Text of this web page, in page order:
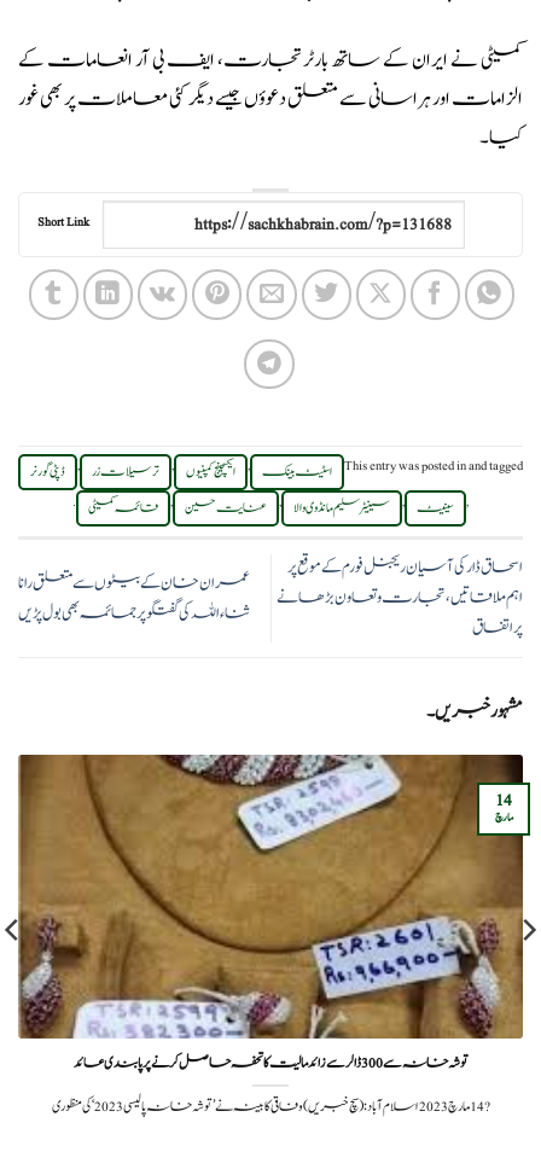
کمیٹی نے ایران کے ساتھ بارٹر تجارت، ایف بی آر انعامات کے
الزامات اور ہراسانی سے متعلق دعوؤں جیسے دیگر کئی معاملات پر بھی غور
کیا۔
Short Link
This entry was posted inand tagged اسٹیٹ بینک , ایکسچینج کمپنیوں , ترسیلات زر , ڈپٹی گورنر
, سینیٹ , سینیٹر سلیم مانڈوی والا , عنایت حسین , قائمہ کمیٹی .
اسحاق ڈار کی آسیان ریجنل فورم کے موقع پر
اہم ملاقاتیں، تجارت و تعاون بڑھانے
پر اتفاق
عمران خان کے بیٹوں سے متعلق رانا
ثناء اللہ کی گفتگو پر جمائمہ بھی بول پڑیں
مشہور خبریں۔
توشہ خانہ سے 300 ڈالر سے زائد مالیت کا تحفہ حاصل کرنے پر پابندی عائد
?️ 14 مارچ 2023اسلام آباد:(سچ خبریں) وفاقی کابینہ نے ’توشہ خانہ پالیسی 2023‘ کی منظوری
14
مارچ